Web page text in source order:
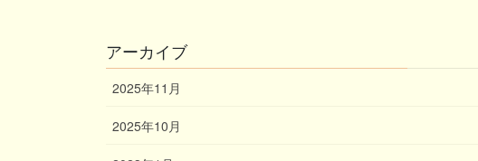
アーカイブ
2025年11月
2025年10月